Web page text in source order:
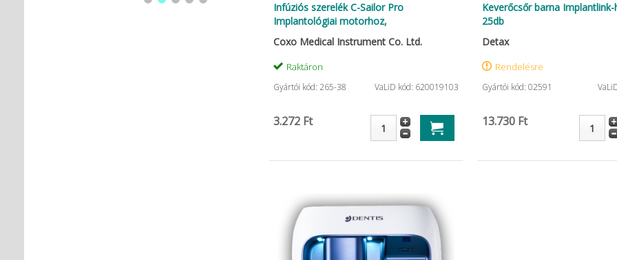
Infúziós szerelék C-Sailor Pro
Implantológiai motorhoz,
Coxo Medical Instrument Co. Ltd.
Raktáron
Gyártói kód: 265-38 VaLiD kód: 620019103
3.272 Ft
Keverőcsőr barna Implantlink-
25db
Detax
Rendelésre
Gyártói kód: 02591
13.730 Ft